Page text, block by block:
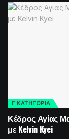
Γ ΚΑΤΗΓΟΡΙΑ
Κέδρος Αγίας
με Kelvin Kyei